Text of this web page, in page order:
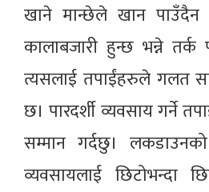
खाने मान्छेले खान पाउँदैन
कालाबजारी हुन्छ भन्ने तर्क
त्यसलाई तपाईंहरुले गलत
छ। पारदर्शी व्यवसाय गर्ने
सम्मान गर्दछु।
व्यवसायलाई छिटोभन्दा